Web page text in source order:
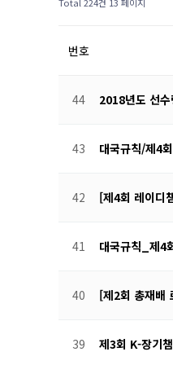
번호
44 2018년도 선수
43 대국규칙/제4
42 [제4회 레이디
41 대국규칙_제4
40 [제2회 총재배
39 제3회 K-장기